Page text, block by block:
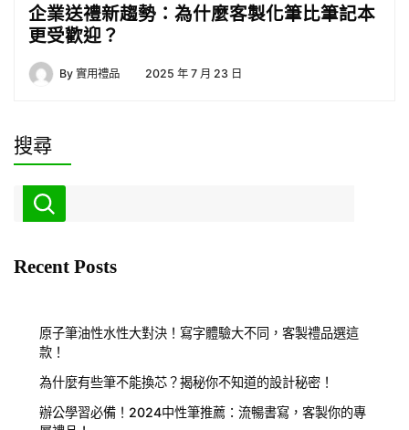
企業送禮新趨勢：為什麼客製化筆比筆記本
更受歡迎？
By 實用禮品 2025 年 7 月 23 日
搜尋
Recent Posts
原子筆油性水性大對決！寫字體驗大不同，客製禮品選這
款！
為什麼有些筆不能換芯？揭秘你不知道的設計秘密！
辦公學習必備！2024中性筆推薦：流暢書寫，客製你的專